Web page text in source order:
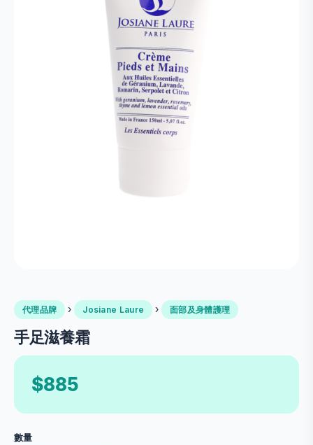
代理品牌 › Josiane Laure › 面部及身體護理
手足滋養霜
$885
數量